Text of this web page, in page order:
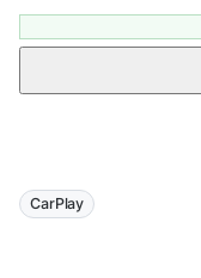
CarPlay